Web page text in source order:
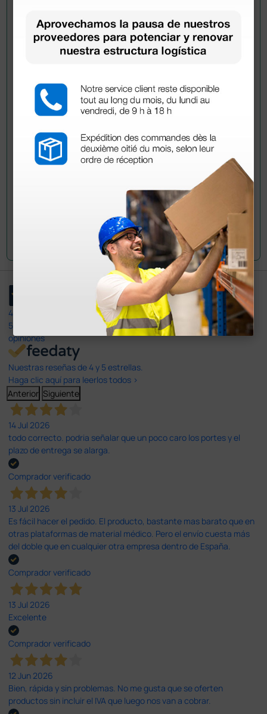
¿Todavía tienes alguna duda? ¿Necesitas más
información?
Envía ahora mismo tu pregunta a los colegas que ya
han adquirido este producto.
Envía tu pregunta
4,4
597
opiniones
Nuestras reseñas de 4 y 5 estrellas.
Haga clic aquí para leerlos todos >
Anterior Siguiente
14 Jul 2026
todo correcto. podria señalar que un poco caro los portes y el
plazo de entrega se alarga.
Comprador verificado
13 Jul 2026
Es fácil hacer el pedido. El producto, bastante mas barato que en
otras plataformas de material médico. Pero el envío cuesta más
del doble que en cualquier otra empresa dentro de España.
Comprador verificado
13 Jul 2026
Excelente
Comprador verificado
12 Jun 2026
Bien, rápida y sin problemas. No me gusta que se oferten
productos sin incluir el IVA que luego nos van a cobrar.